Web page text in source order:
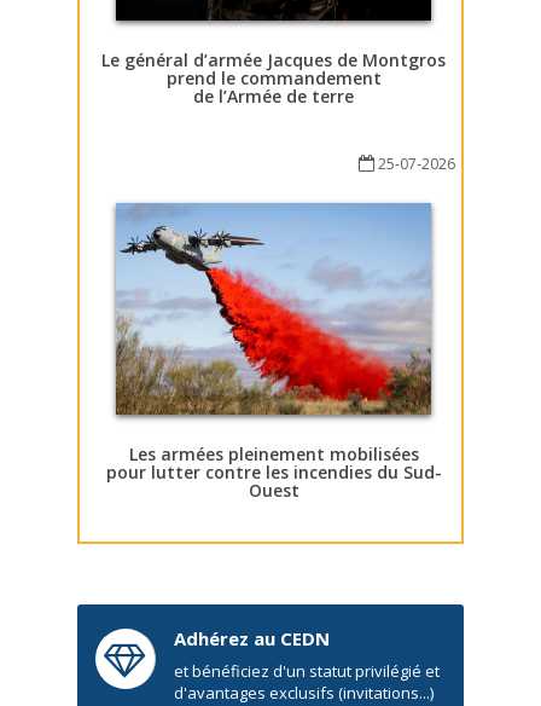
Le général d’armée Jacques de Montgros
prend le commandement
de l’Armée de terre
25-07-2026
Les armées pleinement mobilisées
pour lutter contre les incendies du Sud-
Ouest
Adhérez au CEDN
et bénéficiez d'un statut privilégié et
d'avantages exclusifs (invitations...)